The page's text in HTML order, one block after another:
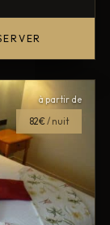
à partir de
82€/ nuit